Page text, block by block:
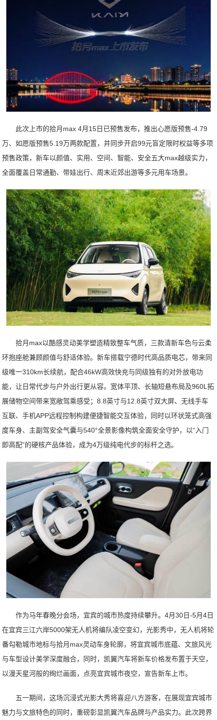
此次上市的拾月max 4月15日已预售发布，推出心愿版预售-4.79
万、如愿版预售5.19万两款配置，并同步开启99元盲定限时权益等多项
预售政策，新车以颜值、实用、空间、智能、安全五大max越级实力，
全面覆盖日常通勤、带娃出行、周末近郊出游等多元用车场景。
拾月max以酷感灵动美学塑造精致整车气质，三款清新车色与云柔
环抱座舱兼顾颜值与舒适体验。新车搭载宁德时代高品质电芯，带来同
级唯一310km长续航，配合46kW高效快充与同级独有的对外放电功
能，让日常代步与户外出行更从容。宽体平顶、长轴短悬布局及960L拓
展储物空间带来宽敞驾乘感受；8.8英寸与12.8英寸双大屏、无线手车
互联、手机APP远程控制构建便捷智能交互体验，同时以环状笼式高强
度车身、主副驾安全气囊与540°全景影像构筑全面安全守护，以“入门
即高配”的硬核产品体验，成为4万级纯电代步的标杆之选。
作为马年春晚分会场，宜宾的城市热度持续攀升。4月30日-5月4日
在宜宾三江六岸5000架无人机将编队凌空变幻，光影秀中，无人机将轮
番勾勒城市地标与拾月max灵动车身轮廓，将宜宾城市底蕴、文旅风光
与车型设计美学深度融合，同时，凯翼汽车将新车价格发布置于天空，
以漫天星河般的绚烂画面，点亮宜宾城市夜空，宣告新车上市。
五一期间，这场沉浸式光影大秀将喜迎八方游客，在展现宜宾城市
魅力与文旅特色的同时，重磅彰显凯翼汽车品牌与产品实力。此次跨界